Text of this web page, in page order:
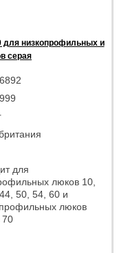
для низкопрофильных и
серая
для
люков 10,
50, 54, 60 и
люков
70